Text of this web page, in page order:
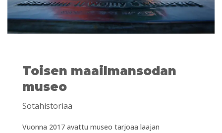
Toisen maailmansodan
museo
Sotahistoriaa
Vuonna 2017 avattu museo tarjoaa laajan